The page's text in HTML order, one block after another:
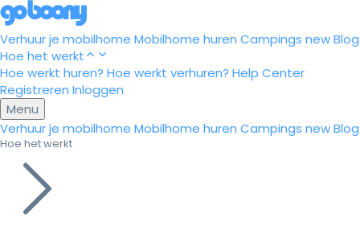
Verhuur je mobilhome Mobilhome huren Campings newBlog
Hoe het werkt
Hoe werkt huren? Hoe werkt verhuren? Help Center
Registreren Inloggen
Menu
Verhuur je mobilhome Mobilhome huren Campings newBlog
Hoe het werkt